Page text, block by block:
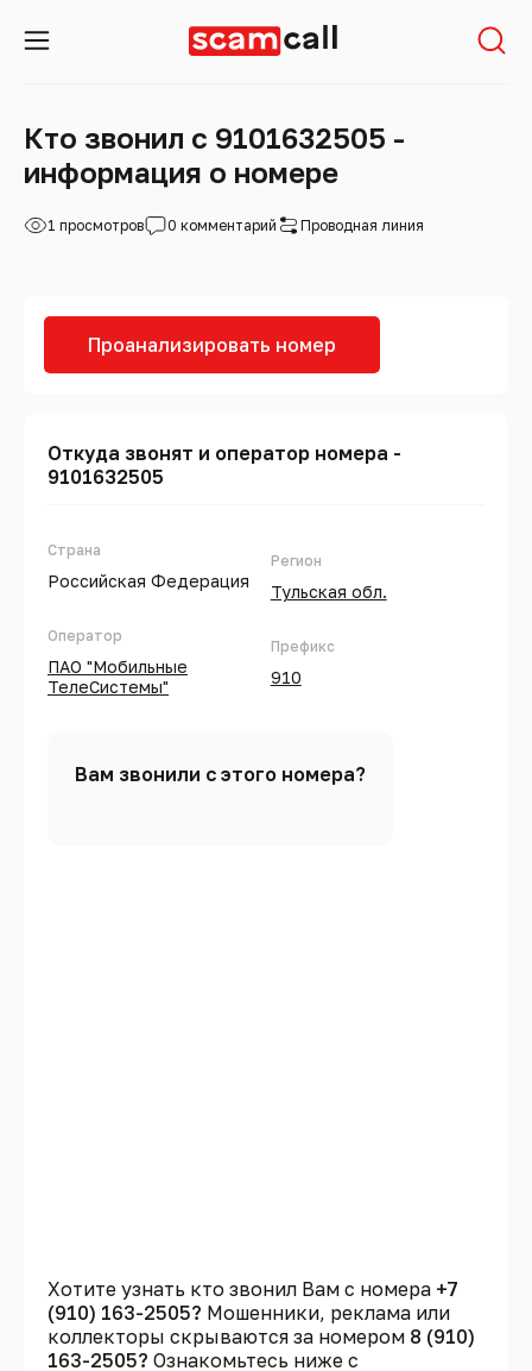
Кто звонил с 9101632505 -
информация о номере
1 просмотров 0 комментарий Проводная линия
Проанализировать номер
Откуда звонят и оператор номера -
9101632505
Страна
Российская Федерация
Оператор
ПАО "Мобильные
ТелеСистемы"
Регион
Тульская обл.
Префикс
910
Вам звонили с этого номера?
Хотите узнать кто звонил Вам с номера +7
(910) 163-2505? Мошенники, реклама или
коллекторы скрываются за номером 8 (910)
163-2505? Ознакомьтесь ниже с